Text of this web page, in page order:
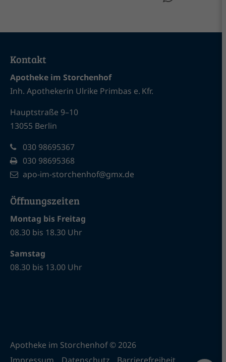
Kontakt
Apotheke im Storchenhof
Inh. Apothekerin Ulrike Primbas e. Kfr.
Hauptstraße 9–10
13055 Berlin
030 98695367
030 98695368
apo-im-storchenhof@gmx.de
Öffnungszeiten
Montag bis Freitag
08.30 bis 18.30 Uhr
Samstag
08.30 bis 13.00 Uhr
Apotheke im Storchenhof © 2026